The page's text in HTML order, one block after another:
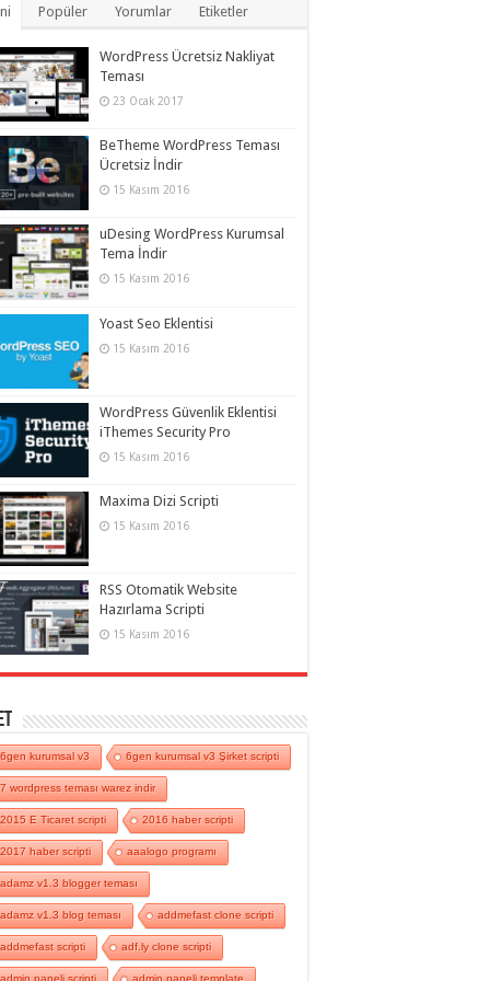
Popüler Yorumlar Etiketler
WordPress Ücretsiz Nakliyat
Teması
23 Ocak 2017
BeTheme WordPress Teması
Ücretsiz İndir
15 Kasım 2016
uDesing WordPress Kurumsal
Tema İndir
15 Kasım 2016
Yoast Seo Eklentisi
15 Kasım 2016
WordPress Güvenlik Eklentisi
iThemes Security Pro
15 Kasım 2016
Maxima Dizi Scripti
15 Kasım 2016
RSS Otomatik Website
Hazırlama Scripti
15 Kasım 2016
6gen kurumsal v3 6gen kurumsal v3 Şirket scripti
7 wordpress teması warez indir
2015 E Ticaret scripti 2016 haber scripti
2017 haber scripti aaalogo programı
adamz v1.3 blogger teması
adamz v1.3 blog teması addmefast clone scripti
addmefast scripti adf.ly clone scripti
admin paneli scripti admin paneli template